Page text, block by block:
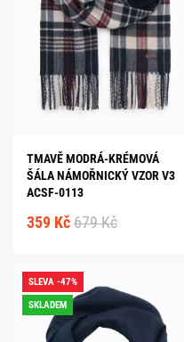
TMAVĚ MODRÁ-KRÉMOVÁ
ŠÁLA NÁMOŘNICKÝ VZOR V3
ACSF-0113
359 Kč 679 Kč
SLEVA -47%
SKLADEM